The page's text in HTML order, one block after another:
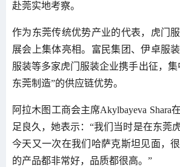
赴莞实地考察。
作为东莞传统优势产业的代表，虎门
展会上集体亮相。富民集团、伊卓服
服装等多家虎门服装企业携手出征，集
东莞制造”的供应链优势。
阿拉木图工商会主席Akylbayeva Shara
足良久，她表示：“我们当时是在东莞
今天又一次在我们哈萨克斯坦见面，
的产品都非常好，品质都很高。”